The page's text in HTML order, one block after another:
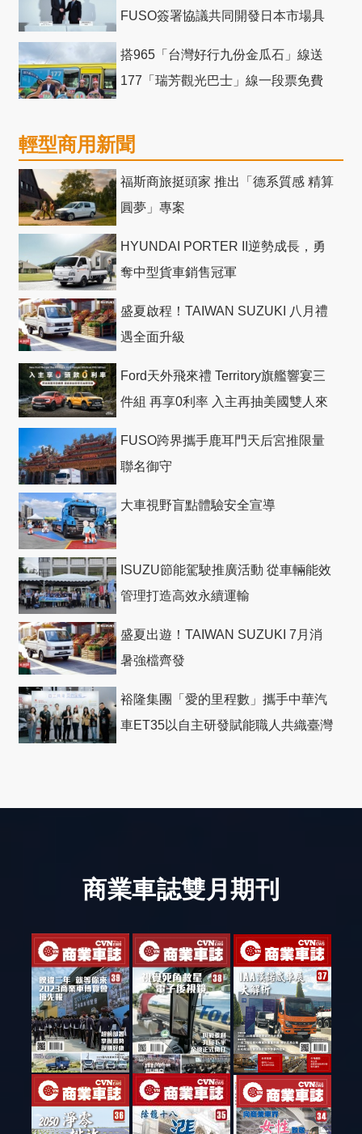
FUSO簽署協議共同開發日本市場具
搭965「台灣好行九份金瓜石」線送
177「瑞芳觀光巴士」線一段票免費
輕型商用新聞
福斯商旅挺頭家 推出「德系質感 精算
圓夢」專案
HYUNDAI PORTER II逆勢成長，勇
奪中型貨車銷售冠軍
盛夏啟程！TAIWAN SUZUKI 八月禮
遇全面升級
Ford天外飛來禮 Territory旗艦響宴三
件組 再享0利率 入主再抽美國雙人來
FUSO跨界攜手鹿耳門天后宮推限量
聯名御守
大車視野盲點體驗安全宣導
ISUZU節能駕駛推廣活動 從車輛能效
管理打造高效永續運輸
盛夏出遊！TAIWAN SUZUKI 7月消
暑強檔齊發
裕隆集團「愛的里程數」攜手中華汽
車ET35以自主研發賦能職人共織臺灣
商業車誌雙月期刊